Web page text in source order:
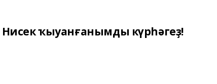
Нисек ҡыуанғанымды күрһәгеҙ!